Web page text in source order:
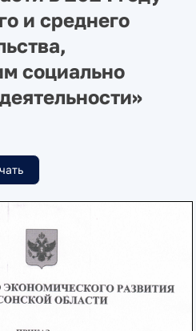
и среднего
социально